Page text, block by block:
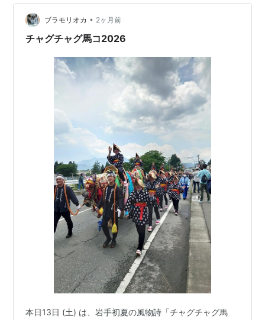
ことがあったなぁ、などと思って確認してみたら13年も
前でやんの！びっくりするわ。
yoneyumi0919.hatenablog.com ホントうっかりしてい
ブラモリオカ • 2ヶ月前
チャグチャグ馬コ2026
本日13日 (土) は、岩手初夏の風物詩「チャグチャグ馬